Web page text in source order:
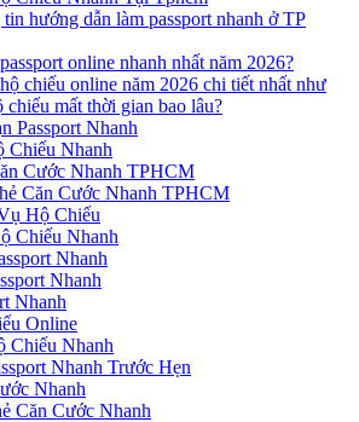
hướng dẫn làm passport nhanh ở TP
online nhanh nhất năm 2026?
chiếu online năm 2026 chi tiết nhất như
chiếu mất thời gian bao lâu?
Passport Nhanh
Nhanh
Cước Nhanh TPHCM
Căn Cước Nhanh TPHCM
Hộ Chiếu
Chiếu Nhanh
Nhanh
Nhanh
Nhanh
Online
Chiếu Nhanh
Nhanh Trước Hẹn
Nhanh
Căn Cước Nhanh